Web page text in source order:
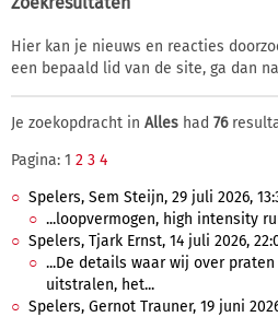
Hier kan je nieuws en reacties
een bepaald lid van de site, ga dan
Je zoekopdracht in Alles had 76
Pagina: 1 2 3 4
Spelers, Sem Steijn, 29 juli 2026,
...loopvermogen, high intensity
Spelers, Tjark Ernst, 14 juli 2026,
...De details waar wij over praten
uitstralen, het...
Spelers, Gernot Trauner, 19 juni